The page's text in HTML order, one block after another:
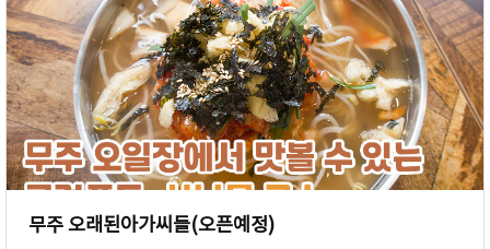
무주 오래된아가씨들(오픈예정)